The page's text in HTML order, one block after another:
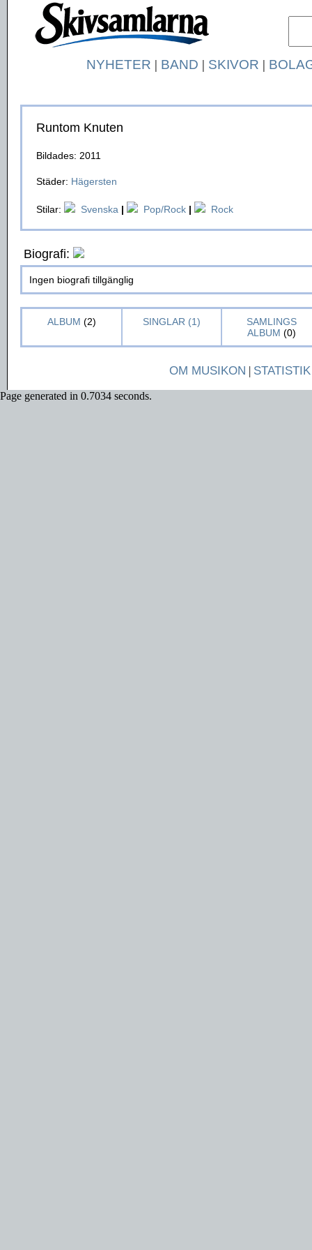
NYHETER | BAND | SKIVOR |
Runtom Knuten
Bildades: 2011
Städer: Hägersten
Stilar: Svenska | Pop/Rock | Rock
Biografi:
Ingen biografi tillgänglig
ALBUM (2) SINGLAR (1)
SAMLINGS
ALBUM (0)
OM MUSIKON | STATISTIK
Page generated in 0.7034 seconds.